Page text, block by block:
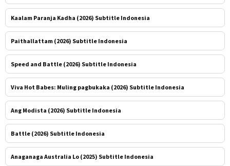
Kaalam Paranja Kadha (2026) Subtitle Indonesia
Paithallattam (2026) Subtitle Indonesia
Speed and Battle (2026) Subtitle Indonesia
Viva Hot Babes: Muling pagbukaka (2026) Subtitle Indonesia
Ang Modista (2026) Subtitle Indonesia
Battle (2026) Subtitle Indonesia
Anaganaga Australia Lo (2025) Subtitle Indonesia